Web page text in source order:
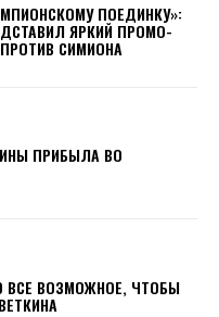
ПОЕДИНКУ»:
ЯРКИЙ ПРОМО-
СИМИОНА
ПРИБЫЛА ВО
ВСЕ ВОЗМОЖНОЕ, ЧТОБЫ